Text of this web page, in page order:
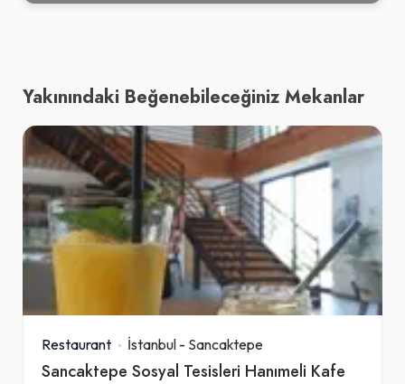
Yakınındaki Beğenebileceğiniz Mekanlar
Restaurant İstanbul - Sancaktepe
Sancaktepe Sosyal Tesisleri Hanımeli Kafe